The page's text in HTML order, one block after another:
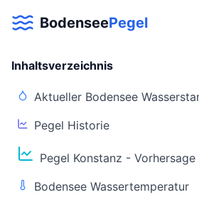
BodenseePegel
Inhaltsverzeichnis
Aktueller Bodensee
Pegel Historie
Pegel Konstanz - Vorhersage
Bodensee Wassertemperatur
Aktuelle Warnlage Bodensee
Aktueller Bodensee Pegel
Live-Daten